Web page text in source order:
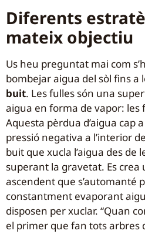
Diferents
mateix objectiu
Us heu preguntat mai com
bombejar aigua del sòl fins a
buit. Les fulles són una
aigua en forma de vapor:
Aquesta pèrdua d’aigua cap
pressió negativa a l’interior
buit que xucla l’aigua des de
superant la gravetat. Es crea
ascendent que s’automanté
constantment evaporant
disposen per xuclar. “Quan
el primer que fan tots arbres